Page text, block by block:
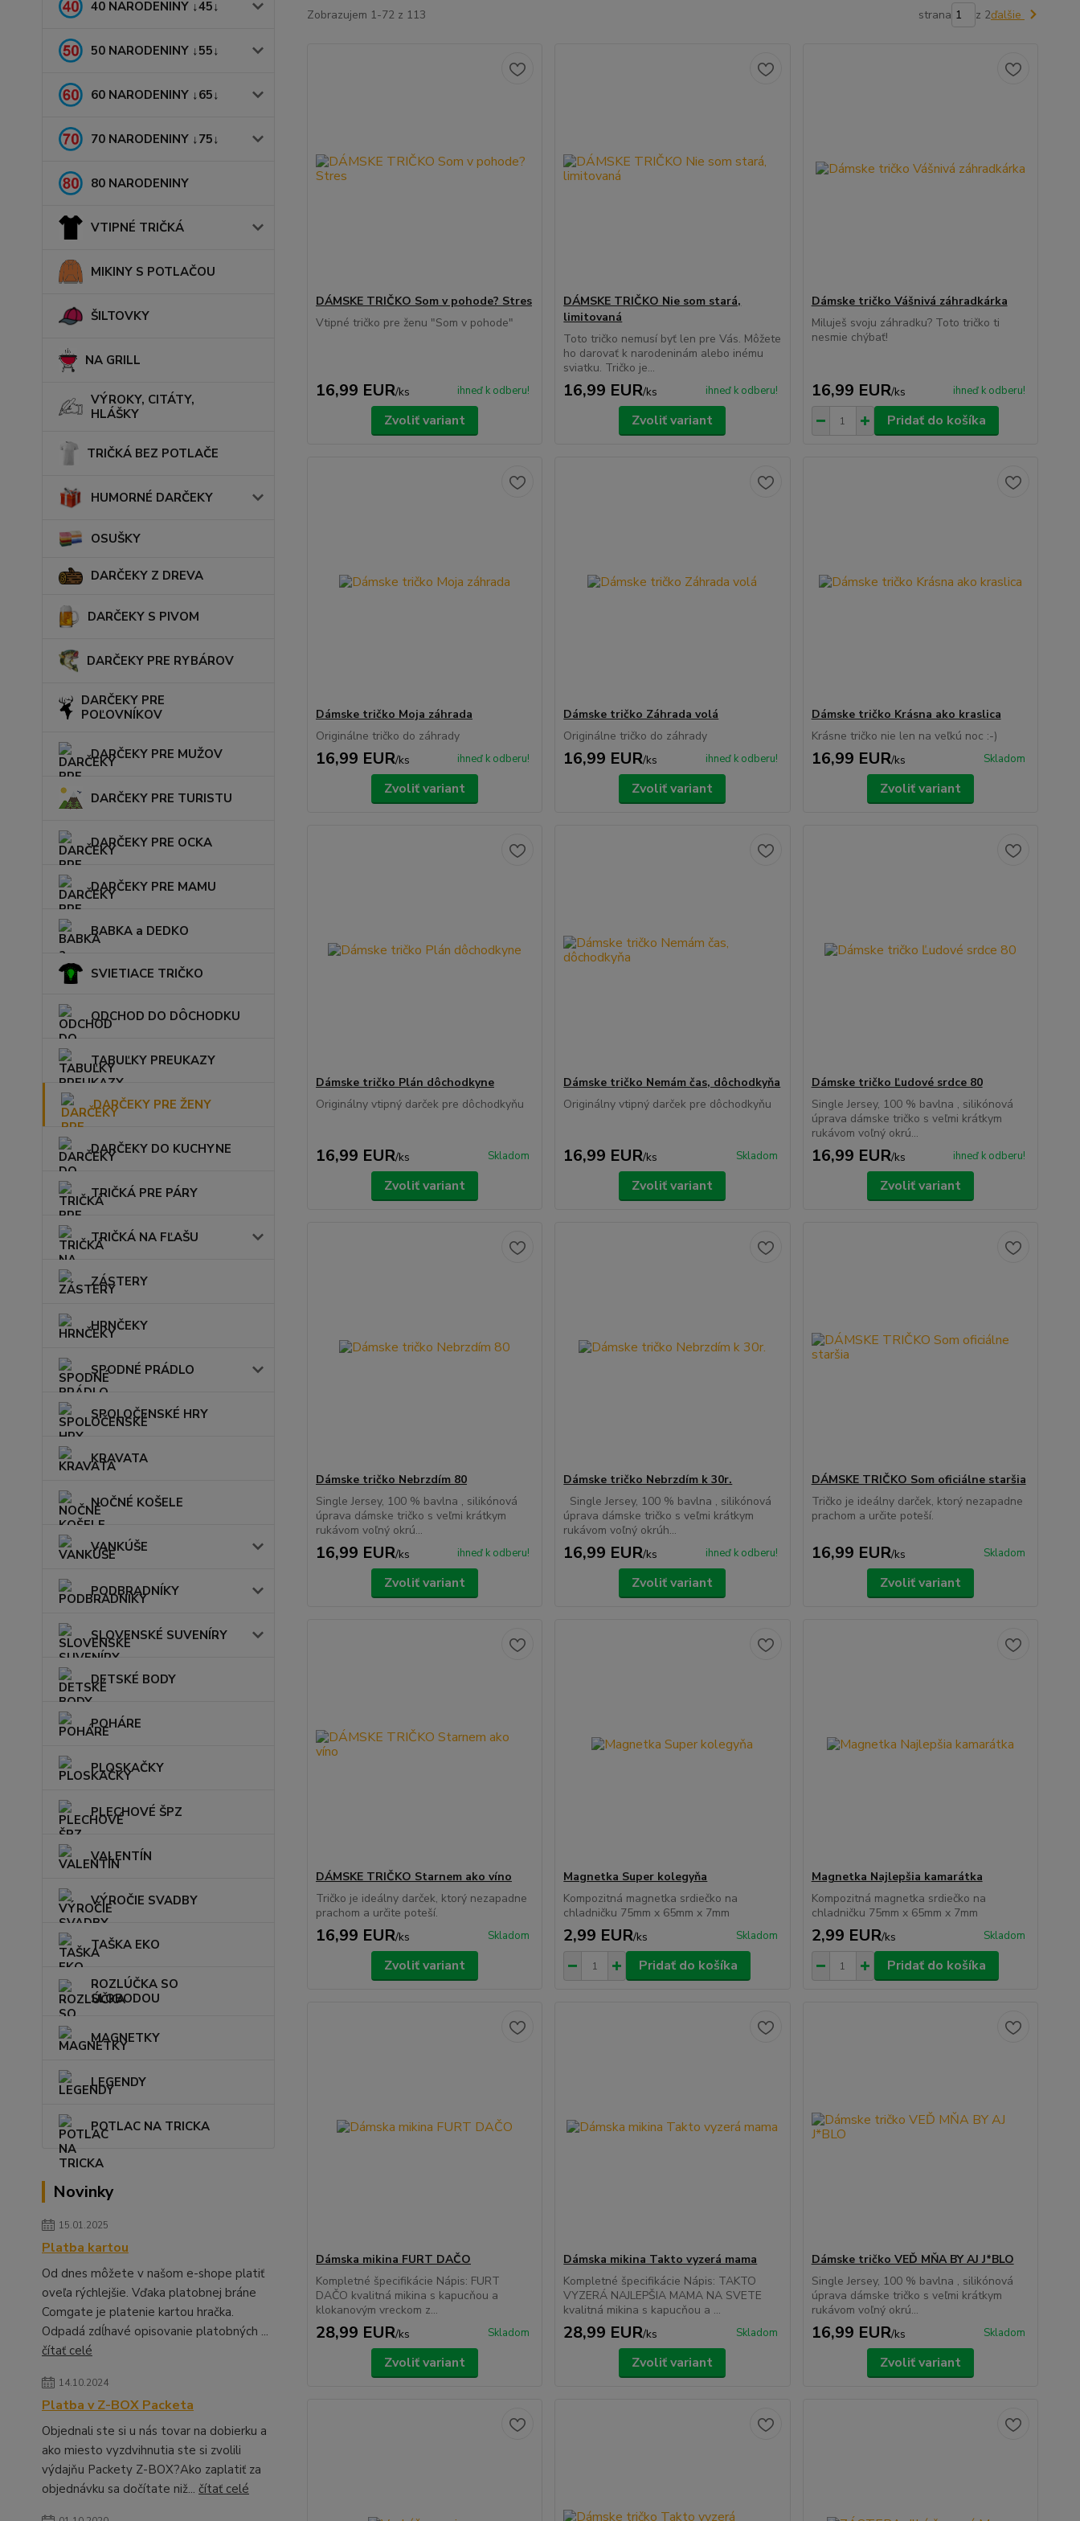
40 NARODENINY ↓45↓
50 NARODENINY ↓55↓
60 NARODENINY ↓65↓
70 NARODENINY ↓75↓
80 NARODENINY
VTIPNÉ TRIČKÁ
MIKINY S POTLAČOU
ŠILTOVKY
NA GRILL
VÝROKY, CITÁTY,
HLÁŠKY
TRIČKÁ BEZ POTLAČE
HUMORNÉ DARČEKY
OSUŠKY
DARČEKY Z DREVA
DARČEKY S PIVOM
DARČEKY PRE RYBÁROV
DARČEKY PRE
POĽOVNÍKOV
DARČEKY PRE MUŽOV
DARČEKY PRE TURISTU
DARČEKY PRE OCKA
DARČEKY PRE MAMU
BABKA a DEDKO
SVIETIACE TRIČKO
ODCHOD DO DÔCHODKU
TABUĽKY PREUKAZY
DARČEKY PRE ŽENY
DARČEKY DO KUCHYNE
TRIČKÁ PRE PÁRY
TRIČKÁ NA FĽAŠU
ZÁSTERY
HRNČEKY
SPODNÉ PRÁDLO
SPOLOČENSKÉ HRY
KRAVATA
NOČNÉ KOŠELE
VANKÚŠE
PODBRADNÍKY
SLOVENSKÉ SUVENÍRY
DETSKÉ BODY
POHÁRE
PLOSKAČKY
PLECHOVÉ ŠPZ
VALENTÍN
VÝROČIE SVADBY
TAŠKA EKO
ROZLÚČKA SO
SLOBODOU
MAGNETKY
LEGENDY
POTLAC NA TRICKA
Novinky
15.01.2025
Platba kartou
Od dnes môžete v našom e-shope platiť
oveľa rýchlejšie. Vďaka platobnej bráne
Comgate je platenie kartou hračka.
Odpadá zdĺhavé opisovanie platobných ...
čítať celé
14.10.2024
Platba v Z-BOX Packeta
Objednali ste si u nás tovar na dobierku a
ako miesto vyzdvihnutia ste si zvolili
výdajňu Packety Z-BOX?Ako zaplatiť za
objednávku sa dočítate niž... čítať celé
Zobrazujem 1-72 z 113 strana z 2ďalšie
DÁMSKE TRIČKO Som v pohode? Stres
Vtipné tričko pre ženu "Som v pohode"
16,99 EUR/ks ihneď k odberu!
Zvoliť variant
DÁMSKE TRIČKO Nie som stará,
limitovaná
Toto tričko nemusí byť len pre Vás. Môžete
ho darovať k narodeninám alebo inému
sviatku. Tričko je...
16,99 EUR/ks ihneď k odberu!
Zvoliť variant
Dámske tričko Vášnivá záhradkárka
Miluješ svoju záhradku? Toto tričko ti
nesmie chýbať!
16,99 EUR/ks ihneď k odberu!
Pridať do košíka
Dámske tričko Moja záhrada
Originálne tričko do záhrady
16,99 EUR/ks ihneď k odberu!
Zvoliť variant
Dámske tričko Záhrada volá
Originálne tričko do záhrady
16,99 EUR/ks ihneď k odberu!
Zvoliť variant
Dámske tričko Krásna ako kraslica
Krásne tričko nie len na veľkú noc :-)
16,99 EUR/ks Skladom
Zvoliť variant
Dámske tričko Plán dôchodkyne
Originálny vtipný darček pre dôchodkyňu
16,99 EUR/ks Skladom
Zvoliť variant
Dámske tričko Nemám čas, dôchodkyňa
Originálny vtipný darček pre dôchodkyňu
16,99 EUR/ks Skladom
Zvoliť variant
Dámske tričko Ľudové srdce 80
Single Jersey, 100 % bavlna , silikónová
úprava dámske tričko s veľmi krátkym
rukávom voľný okrú...
16,99 EUR/ks ihneď k odberu!
Zvoliť variant
Dámske tričko Nebrzdím 80
Single Jersey, 100 % bavlna , silikónová
úprava dámske tričko s veľmi krátkym
rukávom voľný okrú...
16,99 EUR/ks ihneď k odberu!
Zvoliť variant
Dámske tričko Nebrzdím k 30r.
Single Jersey, 100 % bavlna , silikónová
úprava dámske tričko s veľmi krátkym
rukávom voľný okrúh...
16,99 EUR/ks ihneď k odberu!
Zvoliť variant
DÁMSKE TRIČKO Som oficiálne staršia
Tričko je ideálny darček, ktorý nezapadne
prachom a určite poteší.
16,99 EUR/ks Skladom
Zvoliť variant
DÁMSKE TRIČKO Starnem ako víno
Tričko je ideálny darček, ktorý nezapadne
prachom a určite poteší.
16,99 EUR/ks Skladom
Zvoliť variant
Magnetka Super kolegyňa
Kompozitná magnetka srdiečko na
chladničku 75mm x 65mm x 7mm
2,99 EUR/ks Skladom
Pridať do košíka
Magnetka Najlepšia kamarátka
Kompozitná magnetka srdiečko na
chladničku 75mm x 65mm x 7mm
2,99 EUR/ks Skladom
Pridať do košíka
Dámska mikina FURT DAČO
Kompletné špecifikácie Nápis: FURT
DAČO kvalitná mikina s kapucňou a
klokanovým vreckom z...
28,99 EUR/ks Skladom
Zvoliť variant
Dámska mikina Takto vyzerá mama
Kompletné špecifikácie Nápis: TAKTO
VYZERÁ NAJLEPŠIA MAMA NA SVETE
kvalitná mikina s kapucňou a ...
28,99 EUR/ks Skladom
Zvoliť variant
Dámske tričko VEĎ MŇA BY AJ J*BLO
Single Jersey, 100 % bavlna , silikónová
úprava dámske tričko s veľmi krátkym
rukávom voľný okrú...
16,99 EUR/ks Skladom
Zvoliť variant